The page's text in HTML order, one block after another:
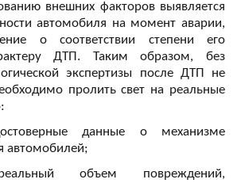
внешних факторов выявляется
автомобиля на момент аварии,
о соответствии степени его
ДТП. Таким образом, без
экспертизы после ДТП не
пролить свет на реальные
данные о механизме
автомобилей;
объем повреждений,